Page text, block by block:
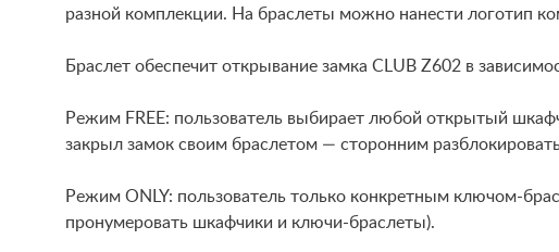
разной комплекции. На браслеты можно нанести логотип
Браслет обеспечит открывание замка CLUB Z602 в
Режим FREE: пользователь выбирает любой открытый
закрыл замок своим браслетом — сторонним
Режим ONLY: пользователь только конкретным ключом-
пронумеровать шкафчики и ключи-браслеты).